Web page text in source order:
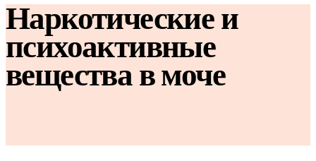
Наркотические и
психоактивные
вещества в моче